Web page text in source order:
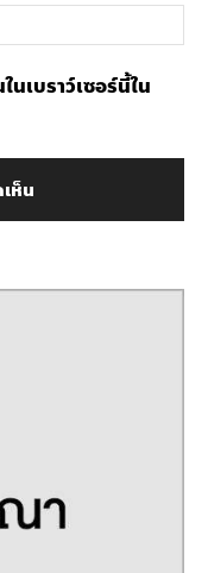
เบราว์เซอร์นี้ใน